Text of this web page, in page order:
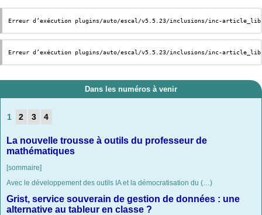
Erreur d’exécution plugins/auto/escal/v5.5.23/inclusions/inc-
Erreur d’exécution plugins/auto/escal/v5.5.23/inclusions/inc-
Dans les numéros à venir
1 2 3 4
La nouvelle trousse à outils du professeur de
mathématiques
[sommaire]
Avec le développement des outils IA et la démocratisation du (…)
Grist, service souverain de gestion de données : une
alternative au tableur en classe ?